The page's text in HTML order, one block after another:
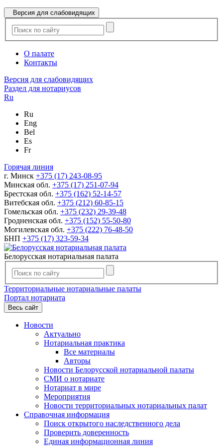
Версия для слабовидящих
О палате
Контакты
Версия для слабовидящих
Раздел для нотариусов
Ru
Ru
Eng
Bel
Es
Fr
Горячая линия
г. Минск +375 (17) 243-08-95
Минская обл. +375 (17) 251-07-94
Брестская обл. +375 (162) 52-14-57
Витебская обл. +375 (212) 60-85-15
Гомельская обл. +375 (232) 29-39-48
Гродненская обл. +375 (152) 55-50-80
Могилевская обл. +375 (222) 76-48-50
БНП +375 (17) 323-59-34
Белорусская нотариальная палата
Территориальные нотариальные палаты
Портал нотариата
Весь сайт
Новости
Актуально
Нотариальная практика
Все материалы
Авторы
Новости Белорусской нотариальной палаты
СМИ о нотариате
Нотариат в мире
Мероприятия
Новости территориальных нотариальных палат
Справочная информация
Поиск открытого наследственного дела
Проверить доверенность
Единая информационная линия